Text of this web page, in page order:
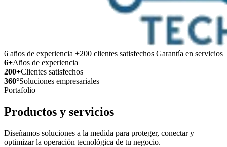
6 años de experiencia +200 clientes satisfechos Garantía en servicios
6+Años de experiencia
200+Clientes satisfechos
360°Soluciones empresariales
Portafolio
Productos y servicios
Diseñamos soluciones a la medida para proteger, conectar y
optimizar la operación tecnológica de tu negocio.